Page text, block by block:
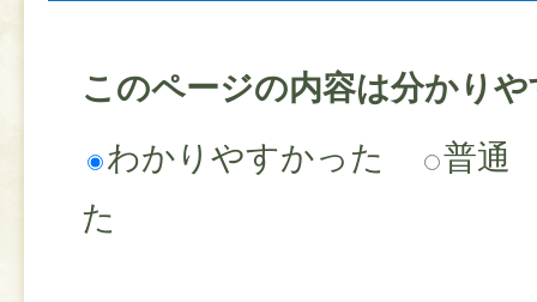
このページの内容は分かり
わかりやすかった
普通
た